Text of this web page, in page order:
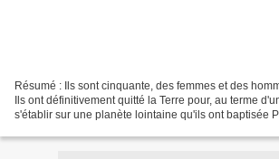
Résumé : Ils sont cinquante, des femmes et des
Ils ont définitivement quitté la Terre pour, au terme
s'établir sur une planète lointaine qu'ils ont baptisée